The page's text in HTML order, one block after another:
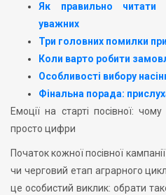
Як правильно читати
уважних
Три головних помилки при
Коли варто робити
Особливості вибору
Фінальна порада:
Емоції на старті посівної:
просто цифри
Початок кожної посівної
чи черговий етап аграрного
це особистий виклик: обрати